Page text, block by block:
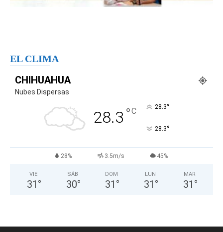
EL CLIMA
CHIHUAHUA
Nubes Dispersas
28.3 °C 28.3°
28.3°
28% 3.5m/s 45%
VIE
31 °
SÁB
30°
DOM
31 °
LUN
31 °
MAR
31 °